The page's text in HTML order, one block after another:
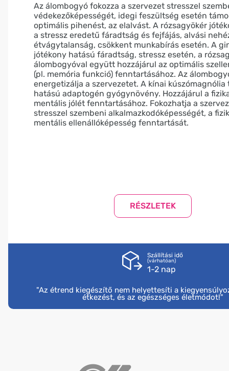
Az álombogyó fokozza a szervezet stresszel
védekezőképességét, idegi feszültség esetén
optimális pihenést, az elalvást. A rózsagyökér
a stressz eredetű fáradtság és fejfájás, alvási
étvágytalanság, csökkent munkabírás esetén. A
jótékony hatású fáradtság, stressz esetén, a
álombogyóval együtt hozzájárul az optimális
(pl. memória funkció) fenntartásához. Az
energetizálja a szervezetet. A kínai kúszómagnólia
hatású adaptogén gyógynövény. Hozzájárul a
mentális jólét fenntartásához. Fokozhatja a
stresszel szembeni alkalmazkodóképességét, a
mentális ellenállóképesség fenntartását.
Szállítási idő
(várhatóan)
1-2 nap
"Az étrend kiegészítő nem helyettesíti a
étkezést, és az egészséges életmódot!"